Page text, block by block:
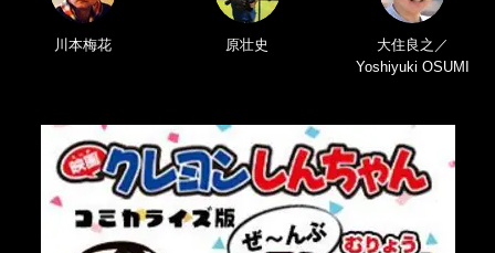
川本梅花 原壮史
大住良之／
Yoshiyuki OSUMI